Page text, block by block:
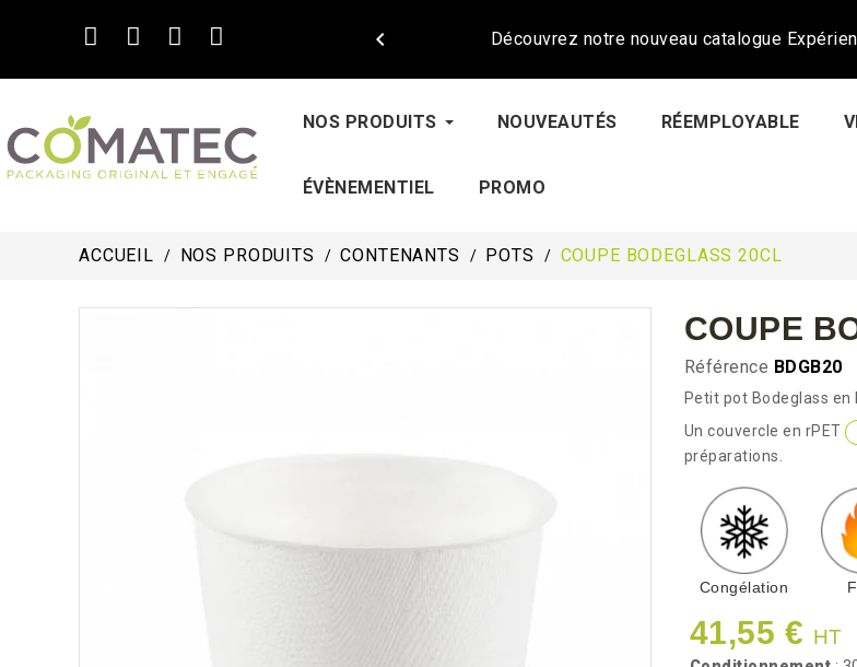
Découvrez notre nouveau catalogue

NOS PRODUITS NOUVEAUTÉS RÉEMPLOYABLE
ÉVÈNEMENTIEL PROMO
ACCUEIL NOS PRODUITS CONTENANTS POTS COUPE BODEGLASS 20CL
COUPE
Référence BDGB20
Petit pot Bodeglass en
Un couvercle en rPET
préparations.
Congélation
41,55 € HT